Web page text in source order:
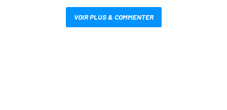
VOIR PLUS & COMMENTER